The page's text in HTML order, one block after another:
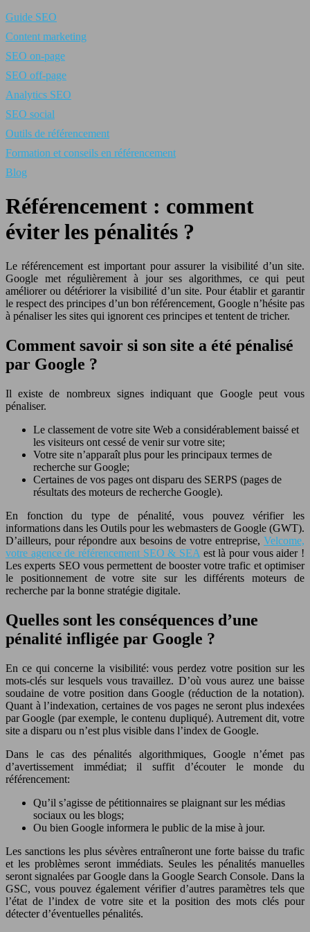
Guide SEO
Content marketing
SEO on-page
SEO off-page
Analytics SEO
SEO social
Outils de référencement
Formation et conseils en référencement
Blog
Référencement : comment
éviter les pénalités ?
Le référencement est important pour assurer la visibilité d’un site.
Google met régulièrement à jour ses algorithmes, ce qui peut
améliorer ou détériorer la visibilité d’un site. Pour établir et garantir
le respect des principes d’un bon référencement, Google n’hésite pas
à pénaliser les sites qui ignorent ces principes et tentent de tricher.
Comment savoir si son site a été pénalisé
par Google ?
Il existe de nombreux signes indiquant que Google peut vous
pénaliser.
Le classement de votre site Web a considérablement baissé et
les visiteurs ont cessé de venir sur votre site;
Votre site n’apparaît plus pour les principaux termes de
recherche sur Google;
Certaines de vos pages ont disparu des SERPS (pages de
résultats des moteurs de recherche Google).
En fonction du type de pénalité, vous pouvez vérifier les
informations dans les Outils pour les webmasters de Google (GWT).
D’ailleurs, pour répondre aux besoins de votre entreprise, Velcome,
votre agence de référencement SEO & SEA est là pour vous aider !
Les experts SEO vous permettent de booster votre trafic et optimiser
le positionnement de votre site sur les différents moteurs de
recherche par la bonne stratégie digitale.
Quelles sont les conséquences d’une
pénalité infligée par Google ?
En ce qui concerne la visibilité: vous perdez votre position sur les
mots-clés sur lesquels vous travaillez. D’où vous aurez une baisse
soudaine de votre position dans Google (réduction de la notation).
Quant à l’indexation, certaines de vos pages ne seront plus indexées
par Google (par exemple, le contenu dupliqué). Autrement dit, votre
site a disparu ou n’est plus visible dans l’index de Google.
Dans le cas des pénalités algorithmiques, Google n’émet pas
d’avertissement immédiat; il suffit d’écouter le monde du
référencement:
Qu’il s’agisse de pétitionnaires se plaignant sur les médias
sociaux ou les blogs;
Ou bien Google informera le public de la mise à jour.
Les sanctions les plus sévères entraîneront une forte baisse du trafic
et les problèmes seront immédiats. Seules les pénalités manuelles
seront signalées par Google dans la Google Search Console. Dans la
GSC, vous pouvez également vérifier d’autres paramètres tels que
l’état de l’index de votre site et la position des mots clés pour
détecter d’éventuelles pénalités.